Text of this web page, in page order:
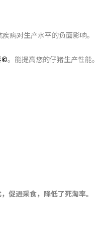
病对生产水平的负面影响。
©。能提高您的仔猪生产性能。
促进采食，降低了死淘率。